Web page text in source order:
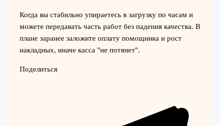
Когда вы стабильно упираетесь в загрузку по часам и
можете передавать часть работ без падения качества. В
плане заранее заложите оплату помощника и рост
накладных, иначе касса "не потянет".
Поделиться